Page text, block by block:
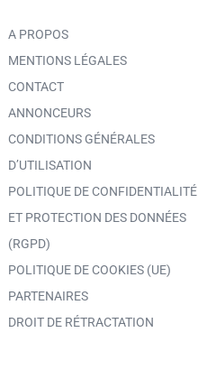
A PROPOS
MENTIONS LÉGALES
CONTACT
ANNONCEURS
CONDITIONS GÉNÉRALES
D’UTILISATION
POLITIQUE DE CONFIDENTIALITÉ
ET PROTECTION DES DONNÉES
(RGPD)
POLITIQUE DE COOKIES (UE)
PARTENAIRES
DROIT DE RÉTRACTATION